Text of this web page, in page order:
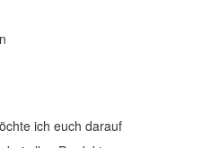
ich euch darauf